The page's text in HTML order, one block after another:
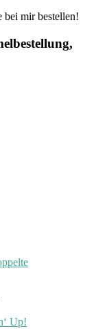
bei mir bestellen!
Up!